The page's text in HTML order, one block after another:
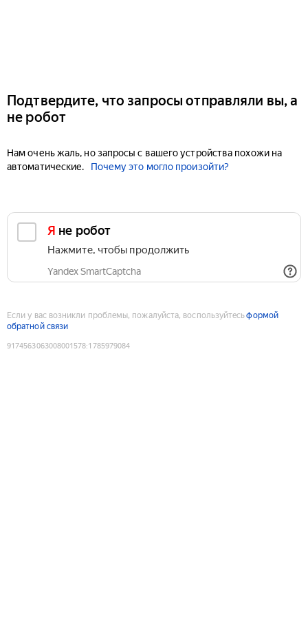
Подтвердите, что запросы отправляли вы, а
не робот
Нам очень жаль, но запросы с вашего устройства похожи на
автоматические.
Почему это могло произойти?
Я не робот
Нажмите, чтобы продолжить
Yandex SmartCaptcha
Если у вас возникли проблемы, пожалуйста, воспользуйтесьформой
обратной связи
9174563063008001578:1785979084